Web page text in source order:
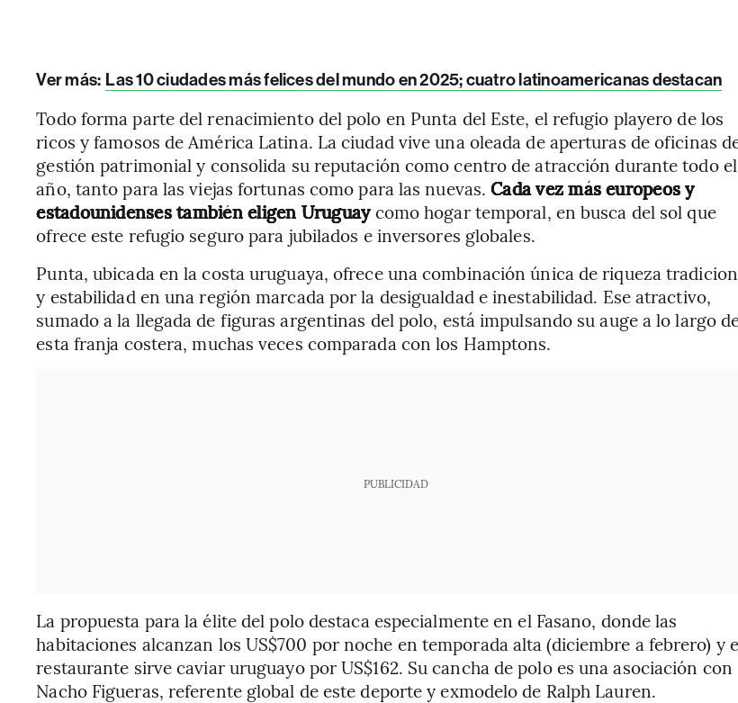
Ver más: Las 10 ciudades más felices del mundo en 2025; cuatro latinoamericanas destacan
Todo forma parte del renacimiento del polo en Punta del Este, el refugio playero de los
ricos y famosos de América Latina. La ciudad vive una oleada de aperturas de oficinas
gestión patrimonial y consolida su reputación como centro de atracción durante todo el
año, tanto para las viejas fortunas como para las nuevas.Cada vez más europeos y
estadounidenses también eligen Uruguaycomo hogar temporal, en busca del sol que
ofrece este refugio seguro para jubilados e inversores globales.
Punta, ubicada en la costa uruguaya, ofrece una combinación única de riqueza
y estabilidad en una región marcada por la desigualdad e inestabilidad. Ese atractivo,
sumado a la llegada de figuras argentinas del polo, está impulsando su auge a lo largo
esta franja costera, muchas veces comparada con los Hamptons.
PUBLICIDAD
La propuesta para la élite del polo destaca especialmente en el Fasano, donde las
habitaciones alcanzan los US$700 por noche en temporada alta (diciembre a febrero) y
restaurante sirve caviar uruguayo por US$162. Su cancha de polo es una asociación con
Nacho Figueras, referente global de este deporte y exmodelo de Ralph Lauren.